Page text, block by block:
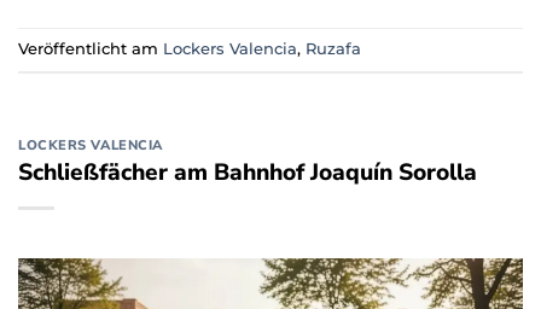
Veröffentlicht am Lockers Valencia, Ruzafa
LOCKERS VALENCIA
Schließfächer am Bahnhof Joaquín Sorolla